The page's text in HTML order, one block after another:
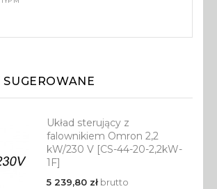
Układ sterujący z
falownikiem Omron 2,2
kW/230 V [CS-44-20-2,2kW-
1F]
5 239,80 złbrutto